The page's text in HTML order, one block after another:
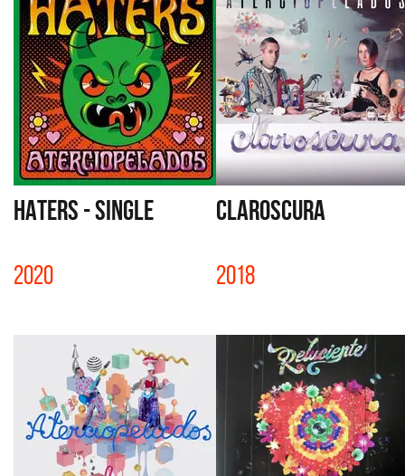
HATERS - SINGLE
2020
CLAROSCURA
2018